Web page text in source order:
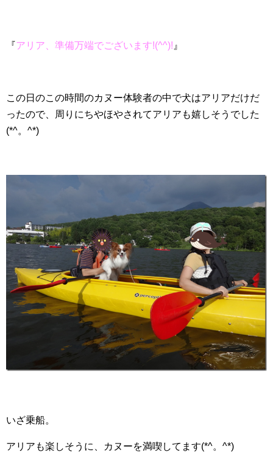
『アリア、準備万端でございます!(^^)! 』
この日のこの時間のカヌー体験者の中で犬はアリアだけだ
ったので、周りにちやほやされてアリアも嬉しそうでした
(*^。^*)
いざ乗船。
アリアも楽しそうに、カヌーを満喫してます(*^。^*)